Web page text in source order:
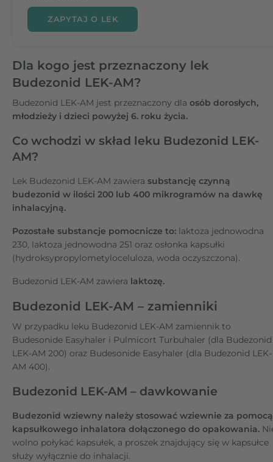
ZAPYTAJ O LEK
Dla kogo jest przeznaczony lek
Budezonid LEK-AM?
Budezonid LEK-AM jest przeznaczony dla osób dorosłych,
młodzieży i dzieci powyżej 6. roku życia.
Co wchodzi w skład leku Budezonid LEK-
AM?
Lek Budezonid LEK-AM zawiera substancję czynną
budezonid w ilości 200 lub 400 mikrogramów na dawkę
inhalacyjną.
Pozostałe substancje pomocnicze to: laktoza jednowodna
230, laktoza jednowodna 251 oraz osłonka kapsułki
(hydroksypropylometyloceluloza, woda oczyszczona).
Budezonid LEK-AM zawiera laktozę.
Budezonid LEK-AM – zamienniki
W przypadku leku Budezonid LEK-AM zamiennik to
Budesonide Easyhaler i Pulmicort Turbuhaler (dla Budezonid
LEK-AM 200) oraz Budesonide Easyhaler (dla Budezonid LEK-
AM 400).
Budezonid LEK-AM – dawkowanie
Budezonid wziewny należy stosować wziewnie za pomocą
kapsułkowego inhalatora dołączonego do opakowania.
wolno połykać kapsułek, a proszek znajdujący się w kapsułce
służy wyłącznie do inhalacji.